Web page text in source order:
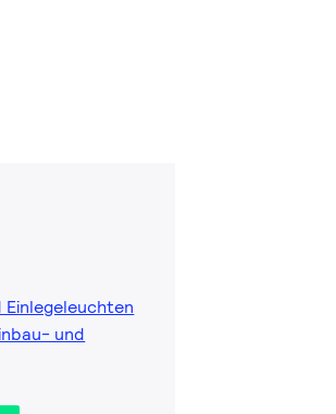
Einlegeleuchten
und